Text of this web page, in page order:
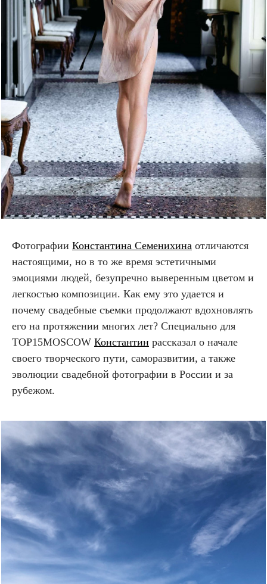
Фотографии Константина Семенихина отличаются
настоящими, но в то же время эстетичными
эмоциями людей, безупречно выверенным цветом и
легкостью композиции. Как ему это удается и
почему свадебные съемки продолжают вдохновлять
его на протяжении многих лет? Специально для
TOP15MOSCOW Константин рассказал о начале
своего творческого пути, саморазвитии, а также
эволюции свадебной фотографии в России и за
рубежом.